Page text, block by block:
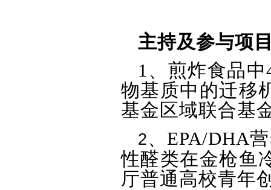
主持及参与项
1、煎炸食品中
物基质中的迁移
基金区域联合基
2、 EPA/DHA
性醛类在金枪鱼
厅普通高校青年